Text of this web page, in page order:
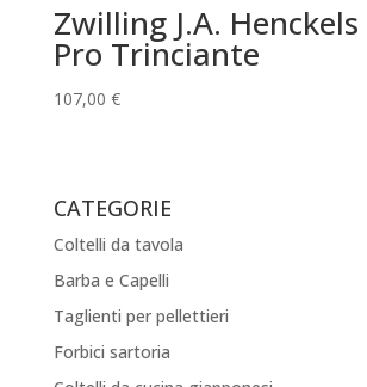
Zwilling J.A.
Pro Trinciante
107,00 €
CATEGORIE
Coltelli da tavola
Barba e Capelli
Taglienti per pellettieri
Forbici sartoria